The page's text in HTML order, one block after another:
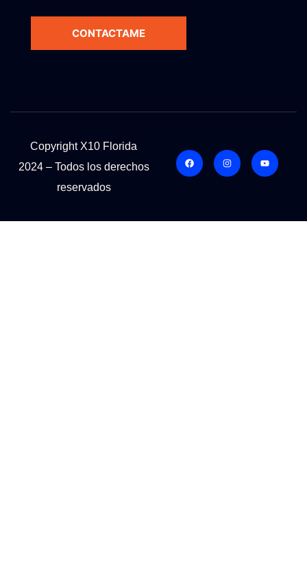
CONTACTAME
Copyright X10 Florida
2024 – Todos los derechos
reservados